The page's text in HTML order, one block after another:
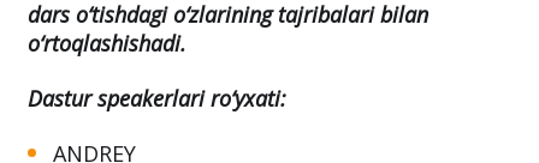
Sizni bir nechta o‘nlab yorqin ma’ruzachilar
dars o‘tishdagi o‘zlarining tajribalari bilan